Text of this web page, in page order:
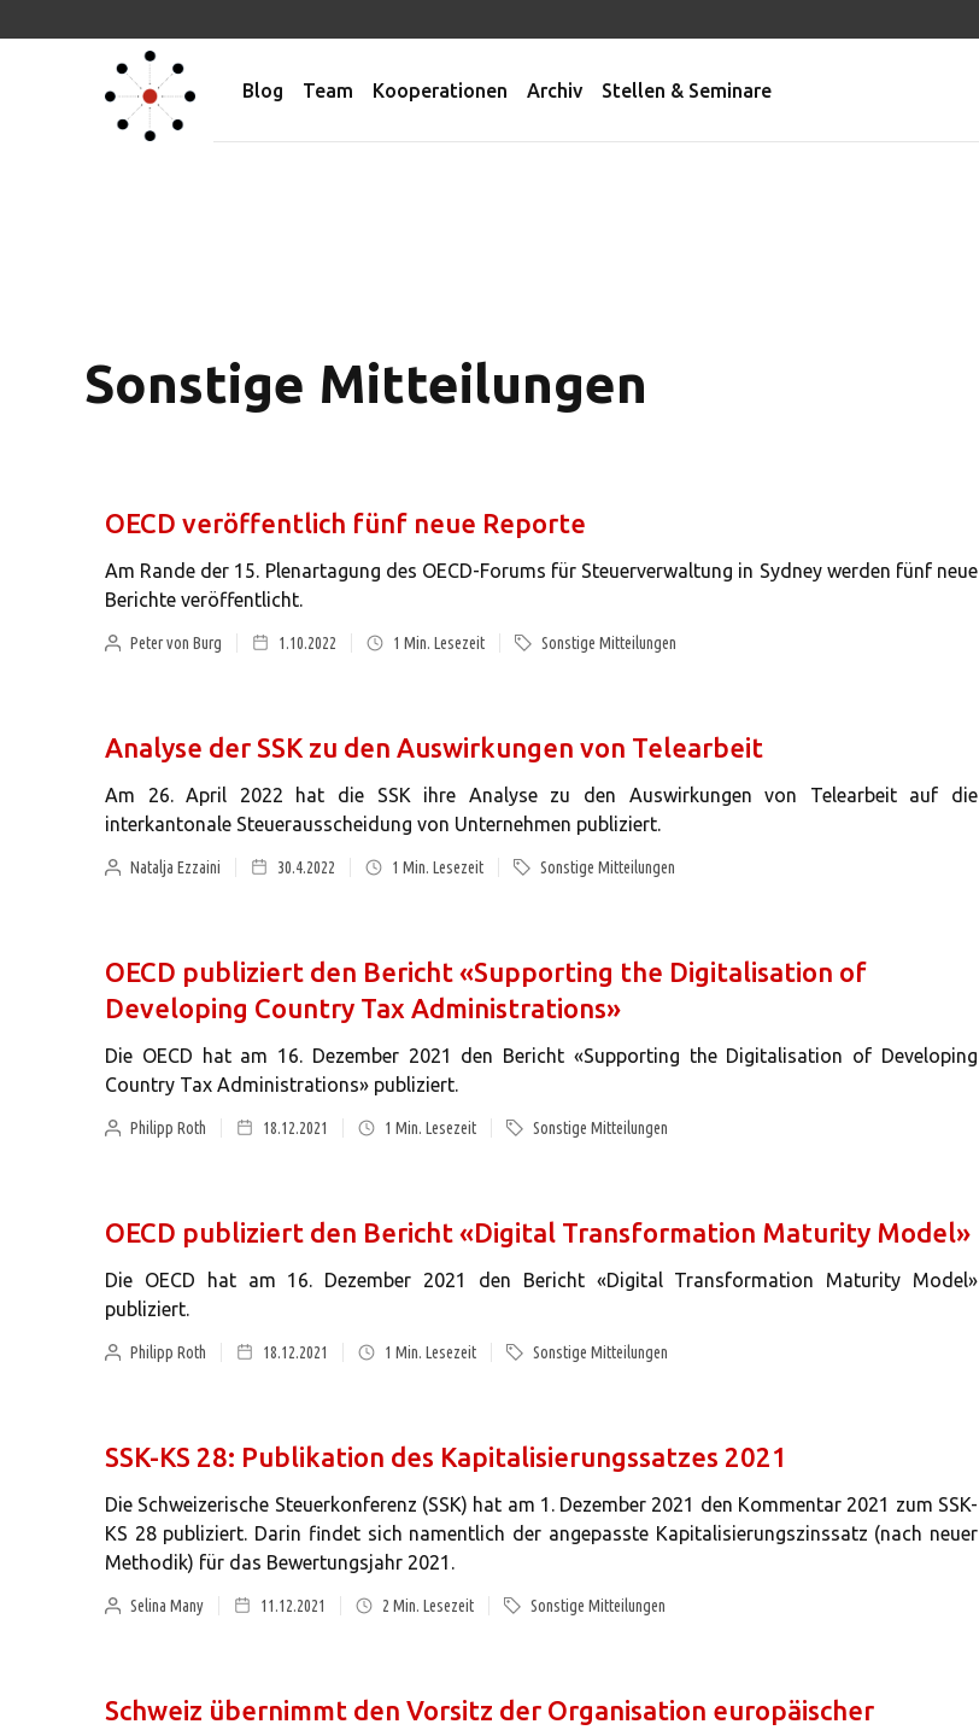
Blog Team Kooperationen Archiv Stellen & Seminare
Sonstige Mitteilungen
OECD veröffentlich fünf neue Reporte
Am Rande der 15. Plenartagung des OECD-Forums für Steuerverwaltung in Sydney werden fünf neue
Berichte veröffentlicht.
Peter von Burg 1.10.2022 1 Min. Lesezeit Sonstige Mitteilungen
Analyse der SSK zu den Auswirkungen von Telearbeit
Am 26. April 2022 hat die SSK ihre Analyse zu den Auswirkungen von Telearbeit auf die
interkantonale Steuerausscheidung von Unternehmen publiziert.
Natalja Ezzaini 30.4.2022 1 Min. Lesezeit Sonstige Mitteilungen
OECD publiziert den Bericht «Supporting the Digitalisation of
Developing Country Tax Administrations»
Die OECD hat am 16. Dezember 2021 den Bericht «Supporting the Digitalisation of Developing
Country Tax Administrations» publiziert.
Philipp Roth 18.12.2021 1 Min. Lesezeit Sonstige Mitteilungen
OECD publiziert den Bericht «Digital Transformation Maturity Model»
Die OECD hat am 16. Dezember 2021 den Bericht «Digital Transformation Maturity Model»
publiziert.
Philipp Roth 18.12.2021 1 Min. Lesezeit Sonstige Mitteilungen
SSK-KS 28: Publikation des Kapitalisierungssatzes 2021
Die Schweizerische Steuerkonferenz (SSK) hat am 1. Dezember 2021 den Kommentar 2021 zum SSK-
KS 28 publiziert. Darin findet sich namentlich der angepasste Kapitalisierungszinssatz (nach neuer
Methodik) für das Bewertungsjahr 2021.
Selina Many 11.12.2021 2 Min. Lesezeit Sonstige Mitteilungen
Schweiz übernimmt den Vorsitz der Organisation europäischer